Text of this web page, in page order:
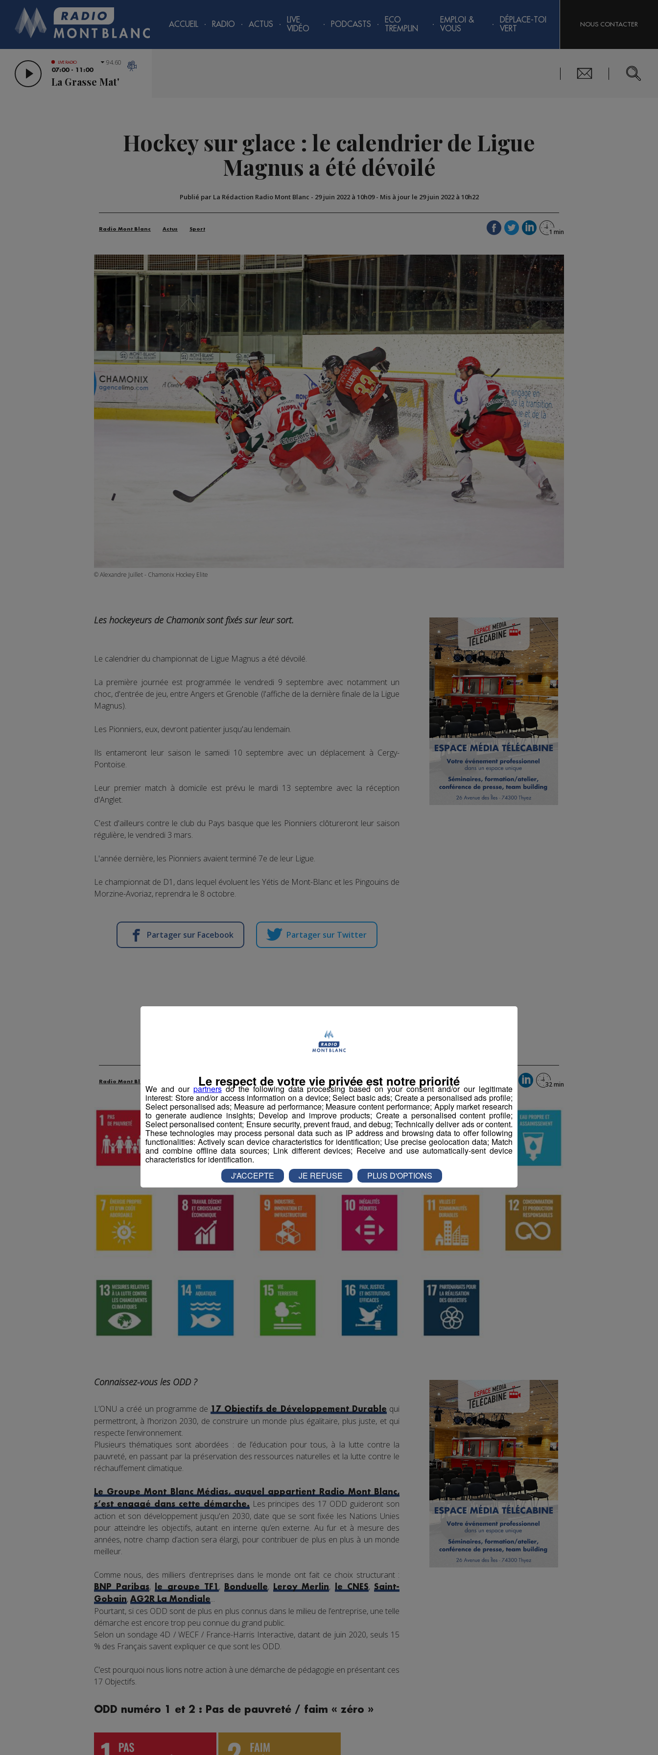
ACCUEIL RADIO ACTUS
LIVE
VIDÉO
PODCASTS
ECO
TREMPLIN
EMPLOI &
VOUS
DÉPLACE-TOI
VERT
NOUS CONTACTER
LIVE RADIO
07:00 - 11:00
La Grasse Mat'
94.60
Hockey sur glace : le calendrier de Ligue
Magnus a été dévoilé
Publié par La Rédaction Radio Mont Blanc - 29 juin 2022 à 10h09- Mis à jour le 29 juin 2022 à 10h22
Radio Mont Blanc Actus Sport
© Alexandre Juillet - Chamonix Hockey Elite
Les hockeyeurs de Chamonix sont fixés sur leur sort.
Le calendrier du championnat de Ligue Magnus a été dévoilé.
La première journée est programmée le vendredi 9 septembre avec notamment un
choc, d'entrée de jeu, entre Angers et Grenoble (l'affiche de la dernière finale de la Ligue
Magnus).
Les Pionniers, eux, devront patienter jusqu'au lendemain.
Ils entameront leur saison le samedi 10 septembre avec un déplacement à Cergy-
Pontoise.
Leur premier match à domicile est prévu le mardi 13 septembre avec la réception
d'Anglet.
C'est d'ailleurs contre le club du Pays basque que les Pionniers clôtureront leur saison
régulière, le vendredi 3 mars.
L'année dernière, les Pionniers avaient terminé 7e de leur Ligue.
Le championnat de D1, dans lequel évoluent les Yétis de Mont-Blanc et les Pingouins de
Morzine-Avoriaz, reprendra le 8 octobre.
Partager sur Facebook Partager sur Twitter
25 septembre 2023 à 12h14-Mis à jour le 6 février 2024 à 17h39
Radio Mont Blanc Les Dossiers
Connaissez-vous les ODD ?
L’ONU a créé un programme de17 Objectifs de Développement Durablequi
permettront, à l’horizon 2030, de construire un monde plus égalitaire, plus juste, et qui
respecte l’environnement.
Plusieurs thématiques sont abordées : de l’éducation pour tous, à la lutte contre la
pauvreté, en passant par la préservation des ressources naturelles et la lutte contre le
réchauffement climatique.
Le Groupe Mont Blanc Médias, auquel appartient Radio Mont Blanc,
s’est engagé dans cette démarche.Les principes des 17 ODD guideront son
action et son développement jusqu'en 2030, date que se sont fixée les Nations Unies
pour atteindre les objectifs, autant en interne qu’en externe. Au fur et à mesure des
années, notre champ d’action sera élargi, pour contribuer de plus en plus à un monde
meilleur.
Comme nous, des milliers d’entreprises dans le monde ont fait ce choix structurant :
BNP Paribas,le groupe TF1,Bonduelle,Leroy Merlin, le CNES,Saint-
Gobain, AG2R La Mondiale...
Pourtant, si ces ODD sont de plus en plus connus dans le milieu de l’entreprise, une telle
démarche est encore trop peu connue du grand public.
Selon un sondage 4D / WECF / France-Harris Interactive, datant de juin 2020, seuls 15
% des Français savent expliquer ce que sont les ODD.
C’est pourquoi nous lions notre action à une démarche de pédagogie en présentant ces
17 Objectifs.
ODD numéro 1 et 2 : Pas de pauvreté / faim « zéro »
We and our partnersdo the following data processing based on your consent and/or our legitimate
interest: Store and/or access information on a device; Select basic ads; Create a personalised ads profile;
Select personalised ads; Measure ad performance; Measure content performance; Apply market research
to generate audience insights; Develop and improve products; Create a personalised content profile;
Select personalised content; Ensure security, prevent fraud, and debug; Technically deliver ads or content.
These technologies may process personal data such as IP address and browsing data to offer following
functionalities: Actively scan device characteristics for identification; Use precise geolocation data; Match
and combine offline data sources; Link different devices; Receive and use automatically-sent device
characteristics for identification.
Le respect de votre vie privée est notre priorité
J'ACCEPTE JE REFUSE PLUS D'OPTIONS